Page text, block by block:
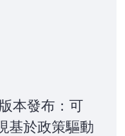
本發布：可
基於政策驅動